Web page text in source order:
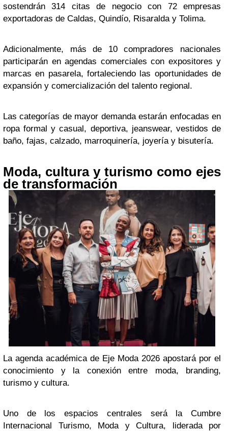
sostendrán 314 citas de negocio con 72 empresas
exportadoras de Caldas, Quindío, Risaralda y Tolima.
Adicionalmente, más de 10 compradores nacionales
participarán en agendas comerciales con expositores y
marcas en pasarela, fortaleciendo las oportunidades de
expansión y comercialización del talento regional.
Las categorías de mayor demanda estarán enfocadas en
ropa formal y casual, deportiva, jeanswear, vestidos de
baño, fajas, calzado, marroquinería, joyería y bisutería.
Moda, cultura y turismo como ejes
de transformación
La agenda académica de Eje Moda 2026 apostará por el
conocimiento y la conexión entre moda, branding,
turismo y cultura.
Uno de los espacios centrales será la Cumbre
Internacional Turismo, Moda y Cultura, liderada por